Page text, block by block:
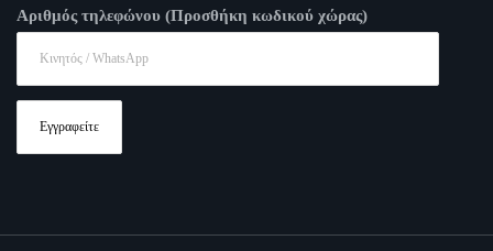
Αριθμός τηλεφώνου (Προσθήκη κωδικού χώρας)